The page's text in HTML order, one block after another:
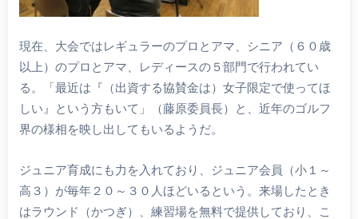
現在、大会ではレギュラーのプロとアマ、シニア（６０歳
以上）のプロとアマ、レディースの５部門で行われてい
る。「最近は『（出資する協賛金は）女子限定で使ってほ
しい』という方もいて」（藤原委員長）と、近年のゴルフ
界の様相を映し出してもいるようだ。
ジュニア育成にも力を入れており、ジュニア会員（小１～
高３）が毎年２０～３０人ほどいるという。来場したとき
はラウンド（かつぎ）、練習場を無料で提供しており、こ